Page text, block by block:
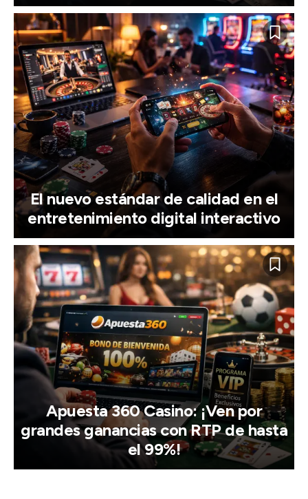
El nuevo estándar de calidad en el
entretenimiento digital interactivo
Apuesta 360 Casino: ¡Ven por
grandes ganancias con RTP de hasta
el 99%!